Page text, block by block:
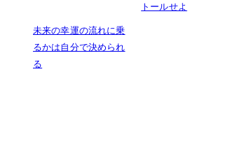
トールせよ
未来の幸運の流れに乗
るかは自分で決められ
る